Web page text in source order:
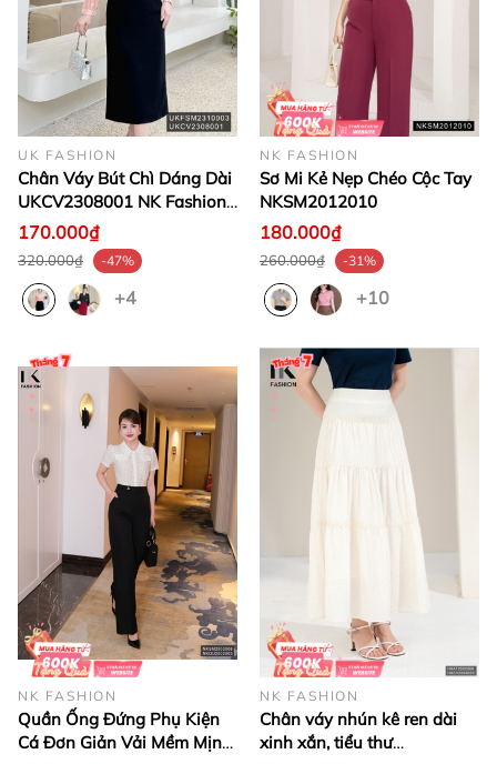
UK FASHION
Chân Váy Bút Chì Dáng Dài
UKCV2308001 NK Fashion
Công Sở Nữ Đẹp, Hack
Dáng, Trendy, Thiết Kế Hàn
Quốc, Chất Vải Thoáng
170.000₫
320.000₫ -47%
+4
NK FASHION
Sơ Mi Kẻ Nẹp Chéo Cộc Tay
NKSM2012010
180.000₫
260.000₫ -31%
+10
NK FASHION
Quần Ống Đứng Phụ Kiện
Cá Đơn Giản Vải Mềm Mịn
NK FASHION
Chân váy nhún kê ren dài
xinh xắn, tiểu thư